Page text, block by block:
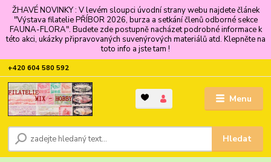
ŽHAVÉ NOVINKY : V levém sloupci úvodní strany webu najdete článek
"Výstava filatelie PŘÍBOR 2026, burza a setkání členů odborné sekce
FAUNA-FLORA". Budete zde postupně nacházet podrobné informace k
této akci, ukázky připravovaných suvenýrových materiálů atd. Klepněte na
toto info a jste tam !
Menu
Hledat
+420 604 580 592